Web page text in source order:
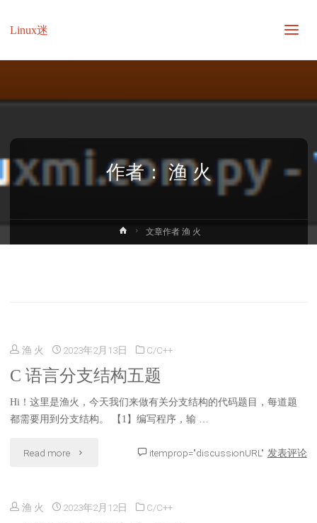
Linux迷
作者：渔 火
首
页
文章作者 渔 火
渔 火 2023年2月13日 C/C++
C 语言分支结构五题
Hi！这里是渔火，今天我们来做有关分支结构的代码题目，每道题
都需要用到分支结构。 【1】编写程序，输 …
Read more "C
言
itemprop="discussionURL" 发表评论
渔 火 2023年2月12日 C/C++